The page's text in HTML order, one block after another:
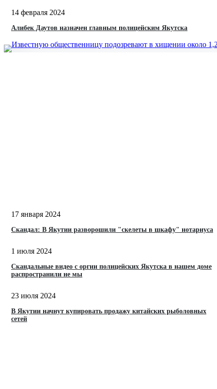
14 февраля 2024
Алибек Даутов назначен главным полицейским Якутска
17 января 2024
Скандал: В Якутии разворошили "скелеты в шкафу" нотариуса
1 июля 2024
Скандальные видео с оргии полицейских Якутска в нашем доме
распространили не мы
23 июля 2024
В Якутии начнут купировать продажу китайских рыболовных
сетей